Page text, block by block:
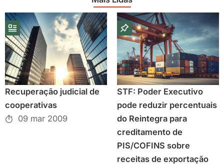
Recuperação judicial de
cooperativas
09 mar 2009
STF: Poder Executivo
pode reduzir percentuais
do Reintegra para
creditamento de
PIS/COFINS sobre
receitas de exportação